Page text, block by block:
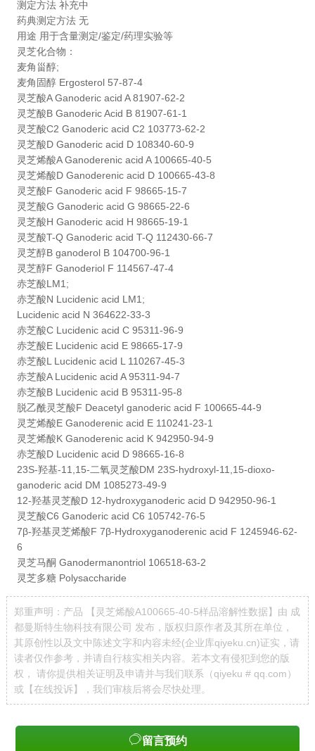
测定方法 补充中
药典测定方法 无
用途 用于含量测定/鉴定/药理实验等
灵芝化合物：
麦角甾醇;
麦角固醇 Ergosterol 57-87-4
灵芝酸A Ganoderic acid A 81907-62-2
灵芝酸B Ganoderic Acid B 81907-61-1
灵芝酸C2 Ganoderic acid C2 103773-62-2
灵芝酸D Ganoderic acid D 108340-60-9
灵芝烯酸A Ganoderenic acid A 100665-40-5
灵芝烯酸D Ganoderenic acid D 100665-43-8
灵芝酸F Ganoderic acid F 98665-15-7
灵芝酸G Ganoderic acid G 98665-22-6
灵芝酸H Ganoderic acid H 98665-19-1
灵芝酸T-Q Ganoderic acid T-Q 112430-66-7
灵芝醇B ganoderol B 104700-96-1
灵芝醇F Ganoderiol F 114567-47-4
赤芝酸LM1;
赤芝酸N Lucidenic acid LM1;
Lucidenic acid N 364622-33-3
赤芝酸C Lucidenic acid C 95311-96-9
赤芝酸E Lucidenic acid E 98665-17-9
赤芝酸L Lucidenic acid L 110267-45-3
赤芝酸A Lucidenic acid A 95311-94-7
赤芝酸B Lucidenic acid B 95311-95-8
脱乙酰灵芝酸F Deacetyl ganoderic acid F 100665-44-9
灵芝烯酸E Ganoderenic acid E 110241-23-1
灵芝烯酸K Ganoderenic acid K 942950-94-9
赤芝酸D Lucidenic acid D 98665-16-8
23S-羟基-11,15-二氧灵芝酸DM 23S-hydroxyl-11,15-dioxo-
ganoderic acid DM 1085273-49-9
12-羟基灵芝酸D 12-hydroxyganoderic acid D 942950-96-1
灵芝酸C6 Ganoderic acid C6 105742-76-5
7β-羟基灵芝烯酸F 7β-Hydroxyganoderenic acid F 1245946-62-
6
灵芝马酮 Ganodermanontriol 106518-63-2
灵芝多糖 Polysaccharide
郑重声明：产品 【灵芝烯酸A100665-40-5样品溶解性数据】由 成
都曼斯特生物科技有限公司 发布，版权归原作者及其所在单位，
其原创性以及文中陈述文字和内容未经(企业库qiyeku.cn)证实，请
读者仅作参考，并请自行核实相关内容。若本文有侵犯到您的版
权， 请你提供相关证明及申请并与我们联系（qiyeku # qq.com）
或【在线投诉】，我们审核后将会尽快处理。
留言预约